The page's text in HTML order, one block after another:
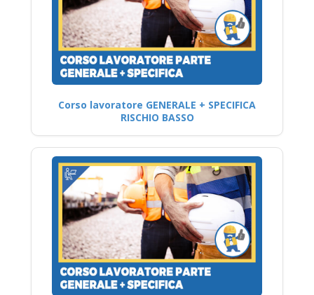
Corso lavoratore GENERALE + SPECIFICA
RISCHIO BASSO